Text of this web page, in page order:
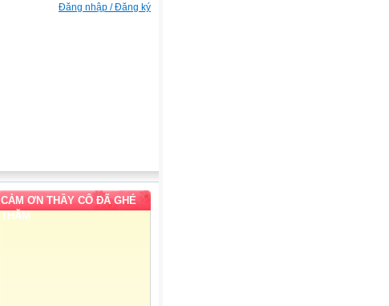
Đăng nhập / Đăng ký
CẢM ƠN THẦY CÔ ĐÃ GHÉ
THĂM